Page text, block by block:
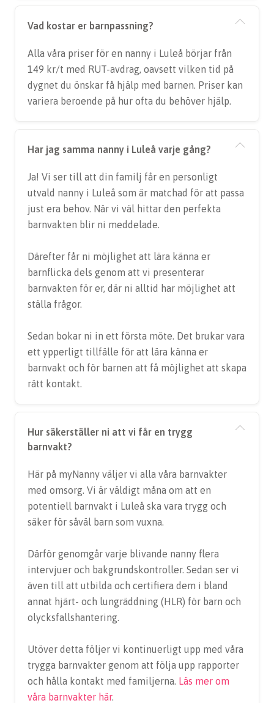
Vad kostar er barnpassning?
Alla våra priser för en nanny i Luleå börjar från
149 kr/t med RUT-avdrag, oavsett vilken tid på
dygnet du önskar få hjälp med barnen. Priser kan
variera beroende på hur ofta du behöver hjälp.
Har jag samma nanny i Luleå varje gång?
Ja! Vi ser till att din familj får en personligt
utvald nanny i Luleå som är matchad för att passa
just era behov. När vi väl hittar den perfekta
barnvakten blir ni meddelade.
Därefter får ni möjlighet att lära känna er
barnflicka dels genom att vi presenterar
barnvakten för er, där ni alltid har möjlighet att
ställa frågor.
Sedan bokar ni in ett första möte. Det brukar vara
ett ypperligt tillfälle för att lära känna er
barnvakt och för barnen att få möjlighet att skapa
rätt kontakt.
Hur säkerställer ni att vi får en trygg
barnvakt?
Här på myNanny väljer vi alla våra barnvakter
med omsorg. Vi är väldigt måna om att en
potentiell barnvakt i Luleå ska vara trygg och
säker för såväl barn som vuxna.
Därför genomgår varje blivande nanny flera
intervjuer och bakgrundskontroller. Sedan ser vi
även till att utbilda och certifiera dem i bland
annat hjärt- och lungräddning (HLR) för barn och
olycksfallshantering.
Utöver detta följer vi kontinuerligt upp med våra
trygga barnvakter genom att följa upp rapporter
och hålla kontakt med familjerna. Läs mer om
våra barnvakter här.